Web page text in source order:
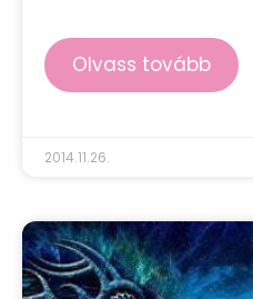
Olvass tovább
2014.11.26.